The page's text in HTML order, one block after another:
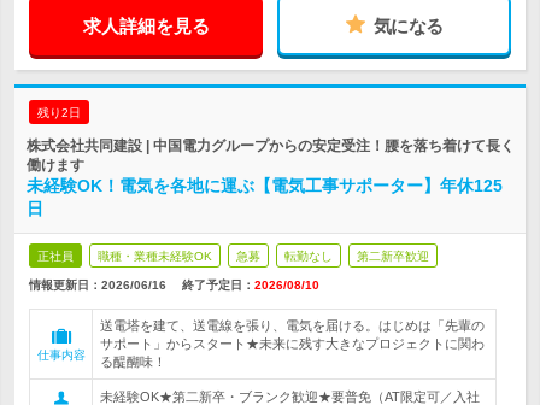
求人詳細を見る 気になる
残り2日
株式会社共同建設 | 中国電力グループからの安定受注！腰を落ち着けて長く
働けます
未経験OK！電気を各地に運ぶ【電気工事サポーター】年休125
日
正社員 職種・業種未経験OK 急募 転勤なし 第二新卒歓迎
情報更新日：2026/06/16 終了予定日： 2026/08/10
仕事内容
送電塔を建て、送電線を張り、電気を届ける。はじめは「先輩の
サポート」からスタート★未来に残す大きなプロジェクトに関わ
る醍醐味！
未経験OK★第二新卒・ブランク歓迎★要普免（AT限定可／入社